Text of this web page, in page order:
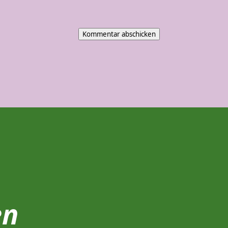
Kommentar abschicken